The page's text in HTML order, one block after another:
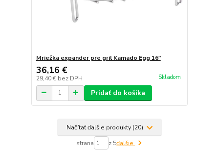
Mriežka expander pre gril Kamado Egg 16"
36,16 €
29,40 € bez DPH Skladom
Pridať do košíka
Načítať ďalšie produkty (20)
strana z 5ďalšie